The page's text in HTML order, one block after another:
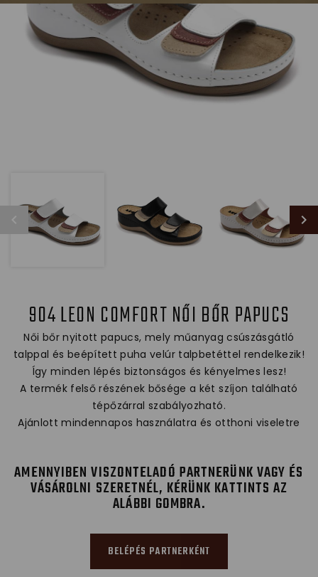
904 LEON COMFORT NŐI BŐR PAPUCS
Női bőr nyitott papucs, mely műanyag csúszásgátló
talppal és beépített puha velúr talpbetéttel rendelkezik!
Így minden lépés biztonságos és kényelmes lesz!
A termék felső részének bősége a két szíjon található
tépőzárral szabályozható.
Ajánlott mindennapos használatra és otthoni viseletre
AMENNYIBEN VISZONTELADÓ PARTNERÜNK VAGY ÉS
VÁSÁROLNI SZERETNÉL, KÉRÜNK KATTINTS AZ
ALÁBBI GOMBRA.
BELÉPÉS PARTNERKÉNT